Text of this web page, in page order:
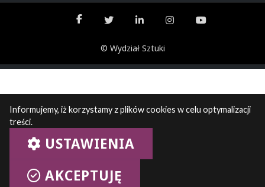
© Wydział Sztuki
Informujemy, iż korzystamy z plików cookies w celu optymalizacji
treści.
USTAWIENIA
AKCEPTUJĘ